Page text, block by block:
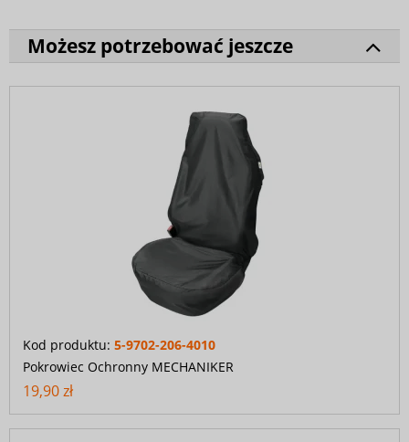
Możesz potrzebować jeszcze
Kod produktu: 5-9702-206-4010
Pokrowiec Ochronny MECHANIKER
19,90 zł